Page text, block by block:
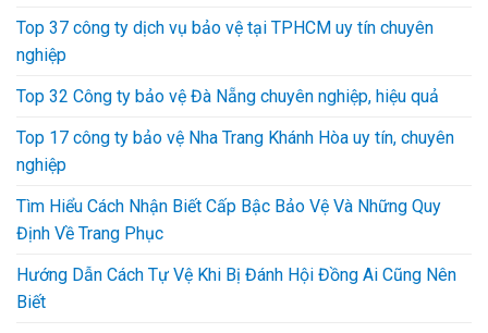
Top 37 công ty dịch vụ bảo vệ tại TPHCM uy tín chuyên
nghiệp
Top 32 Công ty bảo vệ Đà Nẵng chuyên nghiệp, hiệu quả
Top 17 công ty bảo vệ Nha Trang Khánh Hòa uy tín, chuyên
nghiệp
Tìm Hiểu Cách Nhận Biết Cấp Bậc Bảo Vệ Và Những Quy
Định Về Trang Phục
Hướng Dẫn Cách Tự Vệ Khi Bị Đánh Hội Đồng Ai Cũng Nên
Biết